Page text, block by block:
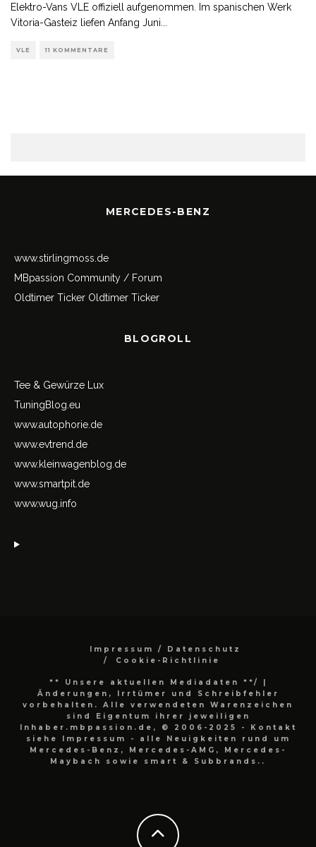
Elektro-Vans VLE offiziell aufgenommen. Im spanischen Werk
Vitoria-Gasteiz liefen Anfang Juni
VLE 11 KOMMENTARE
MERCEDES-BENZ
www.stirlingmoss.de
MBpassion Community / Forum
Oldtimer Ticker Oldtimer Ticker
BLOGROLL
Tee & Gewürze Lux
TuningBlog.eu
www.autophorie.de
www.evtrend.de
www.kleinwagenblog.de
www.smartpit.de
www.wug.info
Impressum / Datenschutz
Cookie-Richtlinie
** Unsere aktuellen Mediadaten **/
|
Änderungen, Irrtümer und Schreibfehler
vorbehalten. Alle verwendeten Warenzeichen
sind Eigentum ihrer jeweiligen
Inhaber.mbpassion.de, © 2006-2025 - Kontakt
siehe Impressum - alle Neuigkeiten rund um
Mercedes-Benz, Mercedes-AMG, Mercedes-
Maybach sowie smart & Subbrands..